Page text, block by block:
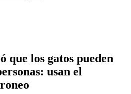
que los gatos pueden
usan el